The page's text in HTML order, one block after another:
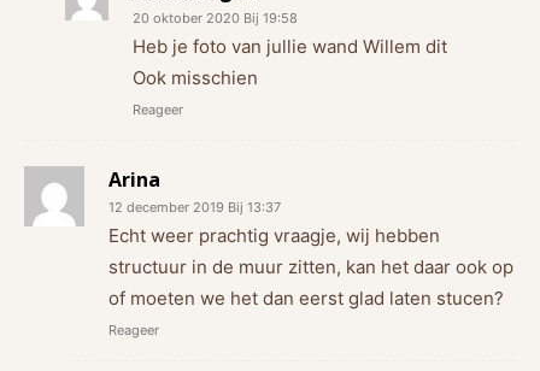
20 oktober 2020 Bij 19:58
Heb je foto van jullie wand Willem dit
Ook misschien
Reageer
Arina
12 december 2019 Bij 13:37
Echt weer prachtig vraagje, wij hebben
structuur in de muur zitten, kan het daar ook op
of moeten we het dan eerst glad laten stucen?
Reageer